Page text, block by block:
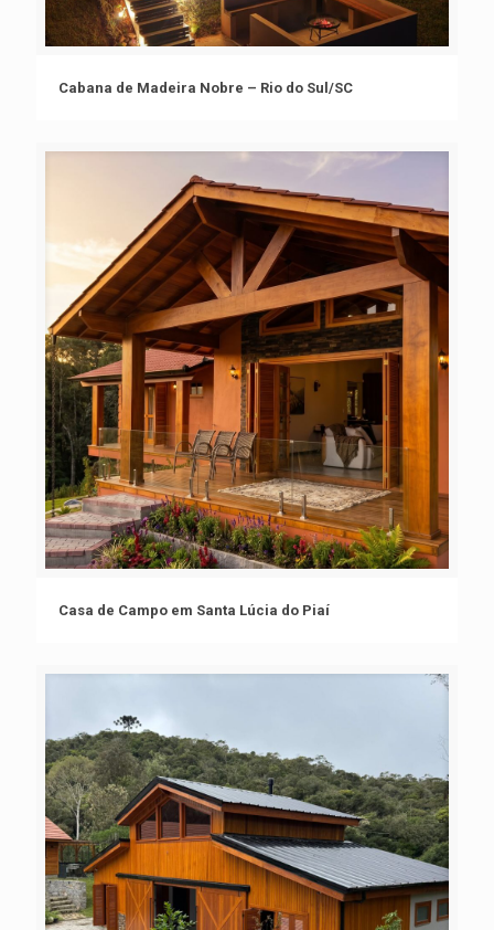
Cabana de Madeira Nobre – Rio do Sul/SC
Cabana de Madeira Nobre – Rio do Sul/SC
Casa de Campo em Santa Lúcia do Piaí
Casa de Campo em Santa Lúcia do Piaí